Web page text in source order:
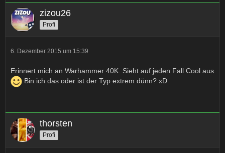
zizou26
Profi
6. Dezember 2015 um 15:39
Erinnert mich an Warhammer 40K. Sieht auf jeden Fall Cool aus
Bin ich das oder ist der Typ extrem dünn? xD
thorsten
Profi